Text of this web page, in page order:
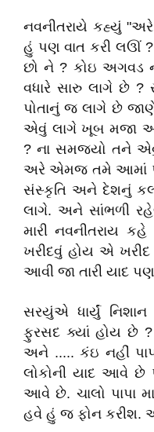
નવનીતરાયે કહ્યું
હું પણ વાત કરી લઊં
છો ને ? કોઇ અગવડ
વધારે સારુ લાગે છે ?
પોતાનું જ લાગે છે
એવું લાગે ખૂબ મજા
? ના સમજ્યો તને એવું
અરે એમજ તમે આમાં
સંસ્કૃતિ અને દેશનું
લાગે. અને સાંભળી
મારી નવનીતરાય
ખરીદવું હોય એ
આવી જા તારી યાદ
સરયુંએ ધાર્યું નિશાન
ફુરસદ ક્યાં હોય છે ?
અને ..... કંઇ નહીં
લોકોની યાદ આવે
આવે છે. ચાલો પાપા
હવે હું જ ફોન કરીશ.